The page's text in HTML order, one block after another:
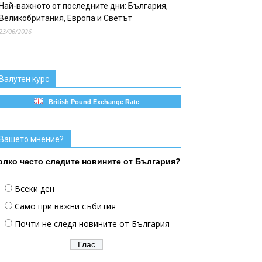
важното от последните дни: България,
Европа и Светът
06/2026
курс
British Pound Exchange Rate
мнение?
често следите новините от България?
Всеки ден
Само при важни събития
Почти не следя новините от България